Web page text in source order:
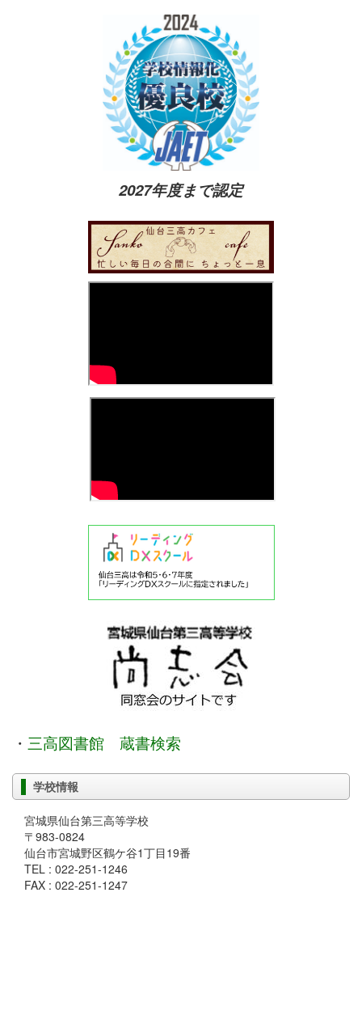
2027年度まで認定
・ 三高図書館 蔵書検索
学校情報
宮城県仙台第三高等学校
〒983-0824
仙台市宮城野区鶴ケ谷1丁目19番
TEL : 022-251-1246
FAX : 022-251-1247